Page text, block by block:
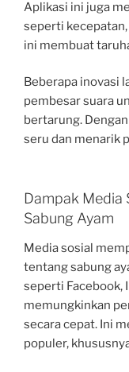
Aplikasi ini juga
seperti
ini membuat
Beberapa inovasi
pembesar suara
bertarung.
seru dan menarik
Dampak Media
Sabung Ayam
Media sosial
tentang sabung
seperti Facebook,
memungkinkan
secara cepat. Ini
populer,